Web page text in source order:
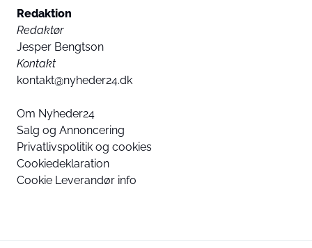
Redaktion
Redaktør
Jesper Bengtson
Kontakt
kontakt@nyheder24.dk
Om Nyheder24
Salg og Annoncering
Privatlivspolitik og cookies
Cookiedeklaration
Cookie Leverandør info